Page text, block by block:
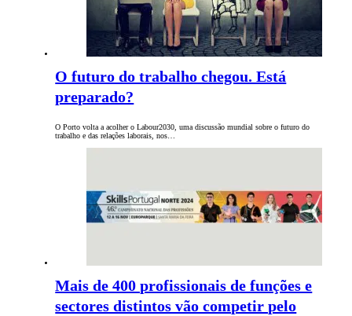
O futuro do trabalho chegou. Está
preparado?
O Porto volta a acolher o Labour2030, uma discussão mundial sobre o futuro do
trabalho e das relações laborais, nos…
Mais de 400 profissionais de funções e
sectores distintos vão competir pelo